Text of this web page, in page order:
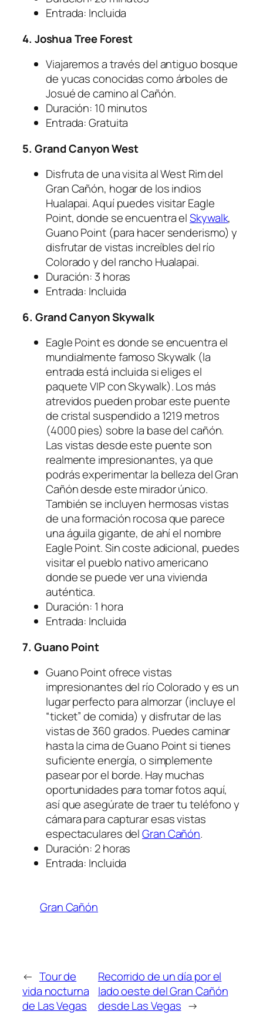
Entrada: Incluida
4. Joshua Tree Forest
Viajaremos a través del antiguo bosque
de yucas conocidas como árboles de
Josué de camino al Cañón.
Duración: 10 minutos
Entrada: Gratuita
5. Grand Canyon West
Disfruta de una visita al West Rim del
Gran Cañón, hogar de los indios
Hualapai. Aquí puedes visitar Eagle
Point, donde se encuentra elSkywalk,
Guano Point (para hacer senderismo) y
disfrutar de vistas increíbles del río
Colorado y del rancho Hualapai.
Duración: 3 horas
Entrada: Incluida
6. Grand Canyon Skywalk
Eagle Point es donde se encuentra el
mundialmente famoso Skywalk (la
entrada está incluida si eliges el
paquete VIP con Skywalk). Los más
atrevidos pueden probar este puente
de cristal suspendido a 1219 metros
(4000 pies) sobre la base del cañón.
Las vistas desde este puente son
realmente impresionantes, ya que
podrás experimentar la belleza del Gran
Cañón desde este mirador único.
También se incluyen hermosas vistas
de una formación rocosa que parece
una águila gigante, de ahí el nombre
Eagle Point. Sin coste adicional, puedes
visitar el pueblo nativo americano
donde se puede ver una vivienda
auténtica.
Duración: 1 hora
Entrada: Incluida
7. Guano Point
Guano Point ofrece vistas
impresionantes del río Colorado y es un
lugar perfecto para almorzar (incluye el
“ticket” de comida) y disfrutar de las
vistas de 360 grados. Puedes caminar
hasta la cima de Guano Point si tienes
suficiente energía, o simplemente
pasear por el borde. Hay muchas
oportunidades para tomar fotos aquí,
así que asegúrate de traer tu teléfono y
cámara para capturar esas vistas
espectaculares delGran Cañón.
Duración: 2 horas
Entrada: Incluida
Gran Cañón
← Tour de
vida nocturna
de Las Vegas
Recorrido de un día por el
lado oeste del Gran Cañón
desde Las Vegas →